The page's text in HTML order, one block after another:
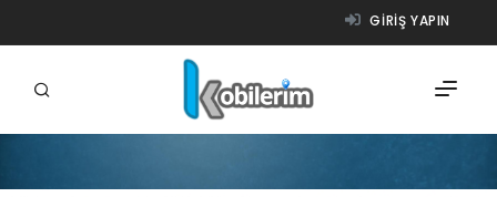
GIRIŞ YAPIN